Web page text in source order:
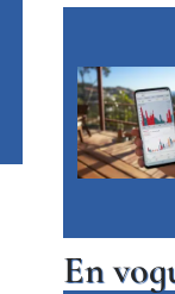
En